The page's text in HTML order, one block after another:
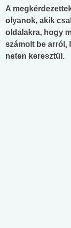
A
olyanok, akik
oldalakra, hogy
számolt be arról,
neten keresztül.